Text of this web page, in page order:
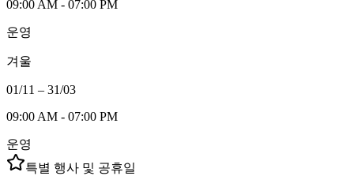
09:00 AM - 07:00 PM
운영
겨울
01/11 – 31/03
09:00 AM - 07:00 PM
운영
특별 행사 및 공휴일